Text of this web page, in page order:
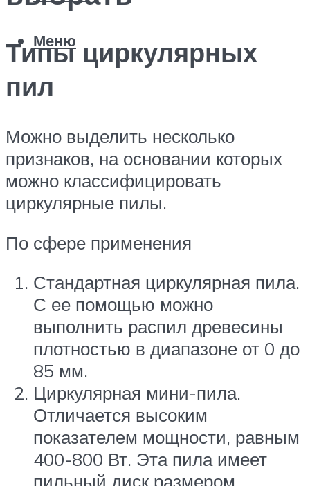
Меню
Типы циркулярных
пил
Можно выделить несколько
признаков, на основании которых
можно классифицировать
циркулярные пилы.
По сфере применения
Стандартная циркулярная пила.
С ее помощью можно
выполнить распил древесины
плотностью в диапазоне от 0 до
85 мм.
Циркулярная мини-пила.
Отличается высоким
показателем мощности, равным
400-800 Вт. Эта пила имеет
пильный диск размером